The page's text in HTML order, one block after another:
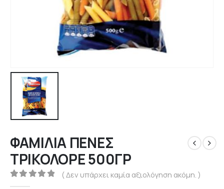
ΦΑΜΙΛΙΑ ΠΕΝΕΣ
ΤΡΙΚΟΛΟΡΕ 500ΓΡ
0out of 5
( Δεν υπάρχει καμία αξιολόγηση ακόμη. )